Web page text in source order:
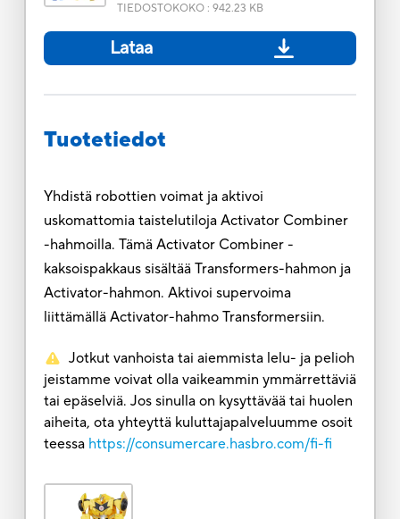
TIEDOSTOKOKO: 942.23 KB
Lataa
Tuotetiedot
Yhdistä robottien voimat ja aktivoi
uskomattomia taistelutiloja Activator Combiner
-hahmoilla. Tämä Activator Combiner -
kaksoispakkaus sisältää Transformers-hahmon ja
Activator-hahmon. Aktivoi supervoima
liittämällä Activator-hahmo Transformersiin.
Jotkut vanhoista tai aiemmista lelu- ja pelioh
jeistamme voivat olla vaikeammin ymmärrettäviä
tai epäselviä. Jos sinulla on kysyttävää tai huolen
aiheita, ota yhteyttä kuluttajapalveluumme osoit
teessa https://consumercare.hasbro.com/fi-fi